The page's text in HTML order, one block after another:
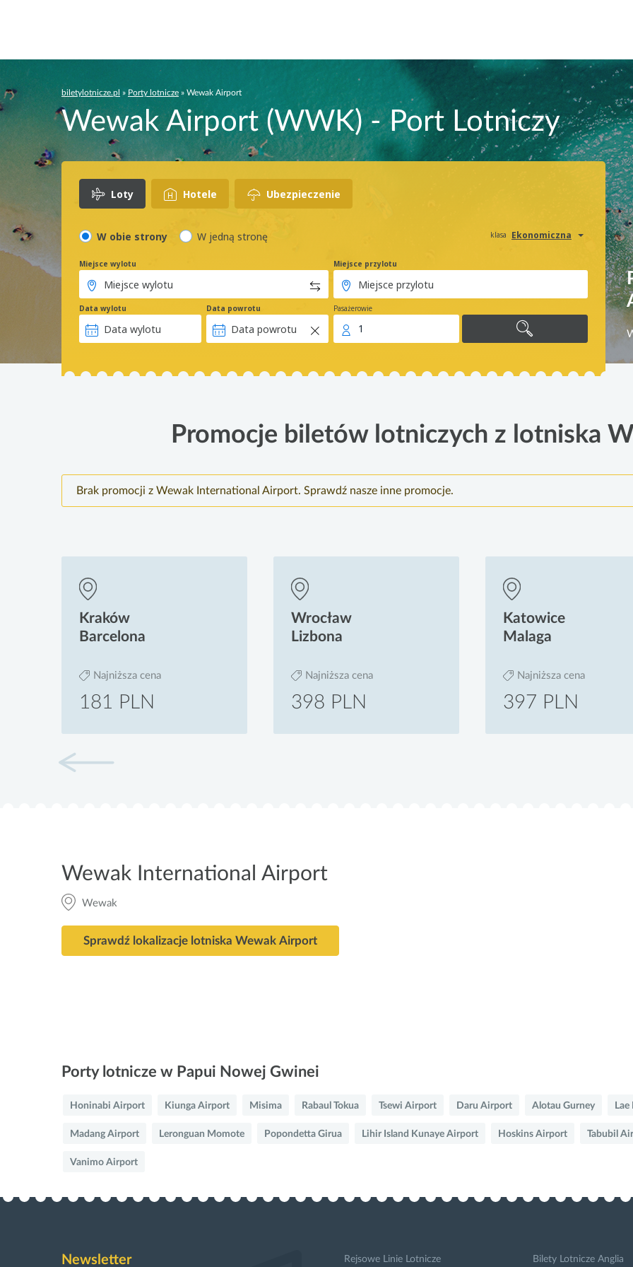
biletylotnicze.pl » Porty lotnicze » Wewak Airport
Wewak Airport (WWK) - Port Lotniczy
Loty Hotele Ubezpieczenie
klasa Ekonomiczna
W obie strony W jedną stronę
Miejsce wylotu Miejsce przylotu
Data wylotu Data powrotu Pasażerowie
1
Promocje biletów lotniczych z lotniska
Brak promocji z Wewak International Airport. Sprawdź nasze inne promocje.
Kraków
Barcelona
Najniższa cena
181 PLN
Wrocław
Lizbona
Najniższa cena
398 PLN
Katowice
Malaga
Najniższa cena
397 PLN
Wewak International Airport
Wewak
Sprawdź lokalizacje lotniska Wewak Airport
Porty lotnicze w Papui Nowej Gwinei
Honinabi Airport Kiunga Airport Misima Rabaul Tokua Tsewi Airport Daru Airport Alotau Gurney
Madang Airport Leronguan Momote Popondetta Girua Lihir Island Kunaye Airport Hoskins Airport Tabubil
Vanimo Airport
Newsletter Rejsowe Linie Lotnicze Bilety Lotnicze Anglia